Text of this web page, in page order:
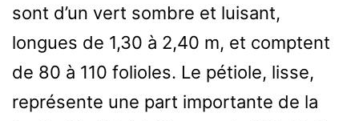
sont d’un vert sombre et luisant,
longues de 1,30 à 2,40 m, et comptent
de 80 à 110 folioles. Le pétiole, lisse,
représente une part importante de la